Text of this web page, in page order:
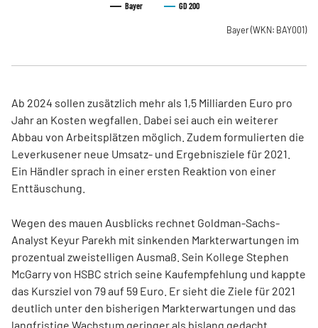
Bayer GD 200
Bayer(WKN: BAY001)
Ab 2024 sollen zusätzlich mehr als 1,5 Milliarden Euro pro
Jahr an Kosten wegfallen. Dabei sei auch ein weiterer
Abbau von Arbeitsplätzen möglich. Zudem formulierten die
Leverkusener neue Umsatz- und Ergebnisziele für 2021.
Ein Händler sprach in einer ersten Reaktion von einer
Enttäuschung.
Wegen des mauen Ausblicks rechnet Goldman-Sachs-
Analyst Keyur Parekh mit sinkenden Markterwartungen im
prozentual zweistelligen Ausmaß. Sein Kollege Stephen
McGarry von HSBC strich seine Kaufempfehlung und kappte
das Kursziel von 79 auf 59 Euro. Er sieht die Ziele für 2021
deutlich unter den bisherigen Markterwartungen und das
langfristige Wachstum geringer als bislang gedacht.